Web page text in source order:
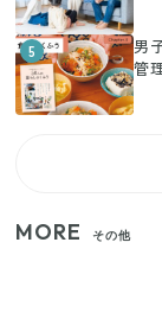
5
男
管
MORE その他